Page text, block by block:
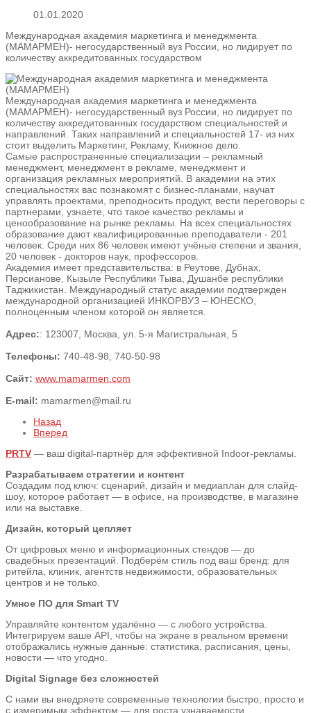
01.01.2020
Международная академия маркетинга и менеджмента
(МАМАРМЕН)- негосударственный вуз России, но лидирует по
количеству аккредитованных государством
Международная академия маркетинга и менеджмента
(МАМАРМЕН)- негосударственный вуз России, но лидирует по
количеству аккредитованных государством специальностей и
направлений. Таких направлений и специальностей 17- из них
стоит выделить Маркетинг, Рекламу, Книжное дело.
Самые распространенные специализации – рекламный
менеджмент, менеджмент в рекламе, менеджмент и
организация рекламных мероприятий. В академии на этих
специальностях вас познакомят с бизнес-планами, научат
управлять проектами, преподносить продукт, вести переговоры с
партнерами, узнаете, что такое качество рекламы и
ценообразование на рынке рекламы. На всех специальностях
образование дают квалифицированные преподаватели - 201
человек. Среди них 86 человек имеют учёные степени и звания,
20 человек - докторов наук, профессоров.
Академия имеет представительства: в Реутове, Дубнах,
Персианове, Кызыле Республики Тыва, Душанбе республики
Таджикистан. Международный статус академии подтвержден
международной организацией ИНКОРВУЗ – ЮНЕСКО,
полноценным членом которой он является.
Адрес:: 123007, Москва, ул. 5-я Магистральная, 5
Телефоны: 740-48-98, 740-50-98
Сайт: www.mamarmen.com
E-mail: mamarmen@mail.ru
Назад
Вперед
PRTV — ваш digital-партнёр для эффективной Indoor-рекламы.
Разрабатываем стратегии и контент
Создадим под ключ: сценарий, дизайн и медиаплан для слайд-
шоу, которое работает — в офисе, на производстве, в магазине
или на выставке.
Дизайн, который цепляет
От цифровых меню и информационных стендов — до
свадебных презентаций. Подберём стиль под ваш бренд: для
ритейла, клиник, агентств недвижимости, образовательных
центров и не только.
Умное ПО для Smart TV
Управляйте контентом удалённо — с любого устройства.
Интегрируем ваше API, чтобы на экране в реальном времени
отображались нужные данные: статистика, расписания, цены,
новости — что угодно.
Digital Signage без сложностей
С нами вы внедряете современные технологии быстро, просто и
с измеримым эффектом — для роста узнаваемости,